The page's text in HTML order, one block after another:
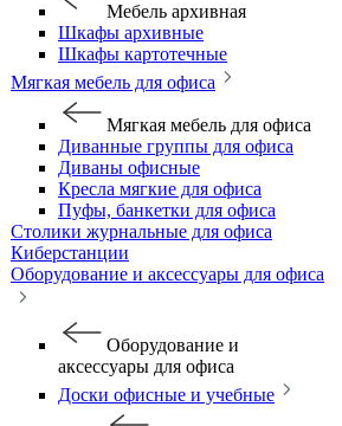
Мебель архивная
Шкафы архивные
Шкафы картотечные
Мягкая мебель для офиса
Мягкая мебель для офиса
Диванные группы для офиса
Диваны офисные
Кресла мягкие для офиса
Пуфы, банкетки для офиса
Столики журнальные для офиса
Киберстанции
Оборудование и аксессуары для офиса
Оборудование и
аксессуары для офиса
Доски офисные и учебные